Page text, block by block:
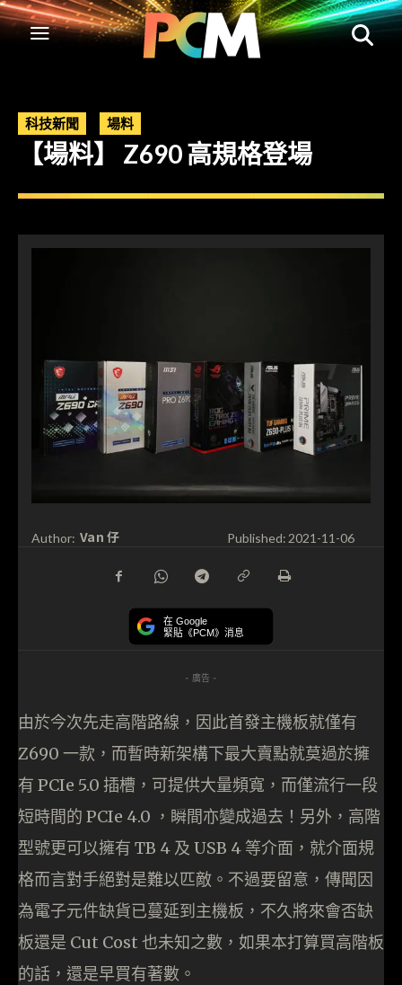
科技新聞 場料
【場料】 Z690 高規格登場
Author: Van 仔 Published: 2021-11-06
在 Google
緊貼《PCM》消息
- 廣告 -
由於今次先走高階路線，因此首發主機板就僅有
Z690 一款，而暫時新架構下最大賣點就莫過於擁
有 PCIe 5.0 插槽，可提供大量頻寬，而僅流行一段
短時間的 PCIe 4.0 ，瞬間亦變成過去！另外，高階
型號更可以擁有 TB 4 及 USB 4 等介面，就介面規
格而言對手絕對是難以匹敵。不過要留意，傳聞因
為電子元件缺貨已蔓延到主機板，不久將來會否缺
板還是 Cut Cost 也未知之數，如果本打算買高階板
的話，還是早買有著數。